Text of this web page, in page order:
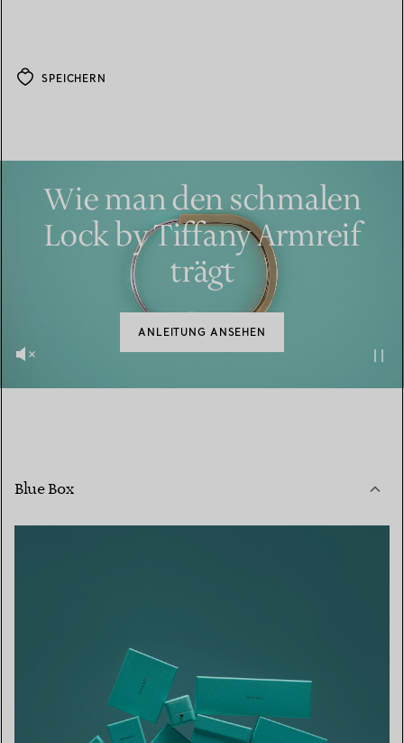
SPEICHERN
Wie man den schmalen
Lock by Tiffany Armreif
trägt
ANLEITUNG ANSEHEN
Blue Box